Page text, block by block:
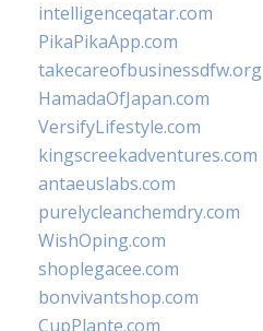
intelligenceqatar.com
PikaPikaApp.com
takecareofbusinessdfw.org
HamadaOfJapan.com
VersifyLifestyle.com
kingscreekadventures.com
antaeuslabs.com
purelycleanchemdry.com
WishOping.com
shoplegacee.com
bonvivantshop.com
CupPlante.com